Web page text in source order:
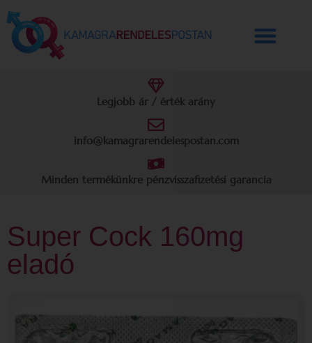
Legjobb ár / érték arány
info@kamagrarendelespostan.com
Minden termékünkre pénzvisszafizetési garancia
Super Cock 160mg
eladó